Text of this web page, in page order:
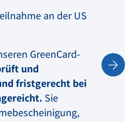
an der US
GreenCard-
und
fristgerecht bei
Sie